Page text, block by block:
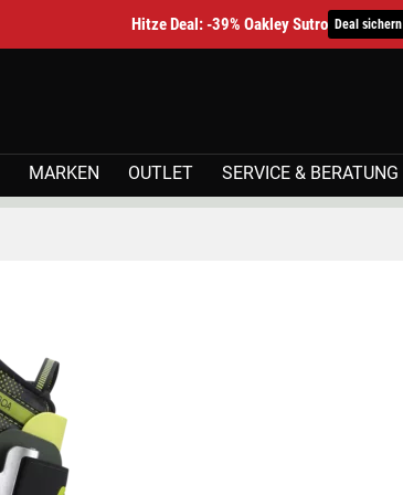
Hitze Deal: -39% Oakley Sutro Deal sichern
MARKEN OUTLET SERVICE & BERATUNG